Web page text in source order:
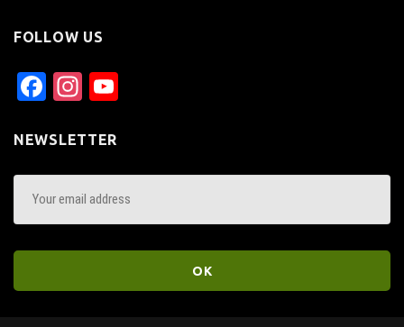
FOLLOW US
Facebook
Instagram
NEWSLETTER